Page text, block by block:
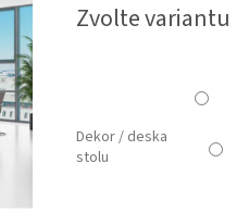
cena:
Zvolte variantu
Dekor / deska
stolu